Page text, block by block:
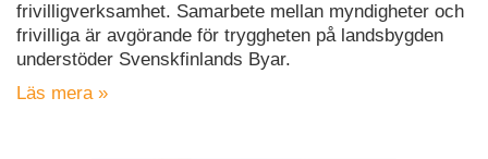
frivilligverksamhet. Samarbete mellan myndigheter och
frivilliga är avgörande för tryggheten på landsbygden
understöder Svenskfinlands Byar.
Läs mera »